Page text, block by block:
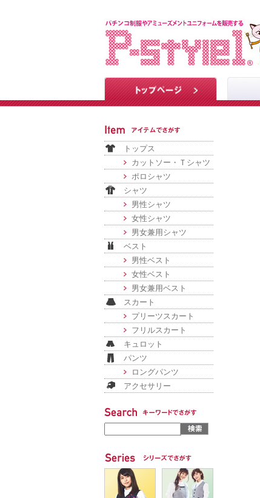
トップス
カットソー・Ｔシャツ
ポロシャツ
シャツ
男性シャツ
女性シャツ
男女兼用シャツ
ベスト
男性ベスト
女性ベスト
男女兼用ベスト
スカート
プリーツスカート
フリルスカート
キュロット
パンツ
ロングパンツ
アクセサリー